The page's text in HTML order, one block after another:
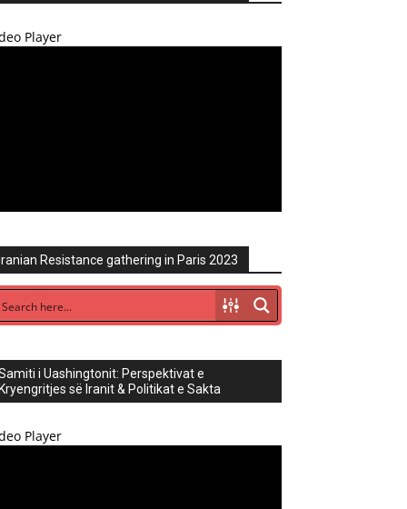
Player
Resistance gathering in Paris 2023
i Uashingtonit: Perspektivat e
së Iranit & Politikat e Sakta
Player